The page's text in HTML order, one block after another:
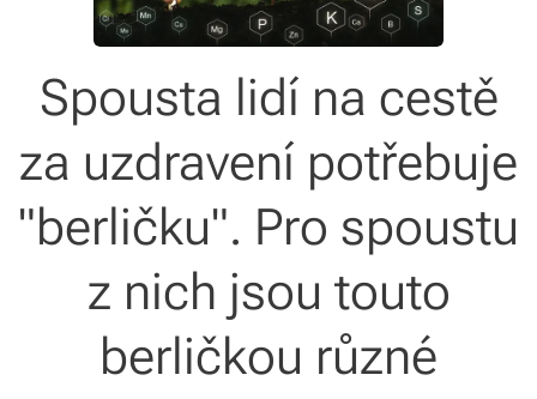
Spousta lidí na cestě
za uzdravení potřebuje
"berličku". Pro spoustu
z nich jsou touto
berličkou různé